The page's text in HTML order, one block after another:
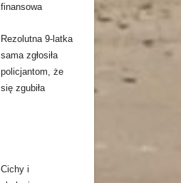
finansowa
Rezolutna 9-latka
sama zgłosiła
policjantom, że
się zgubiła
Cichy i